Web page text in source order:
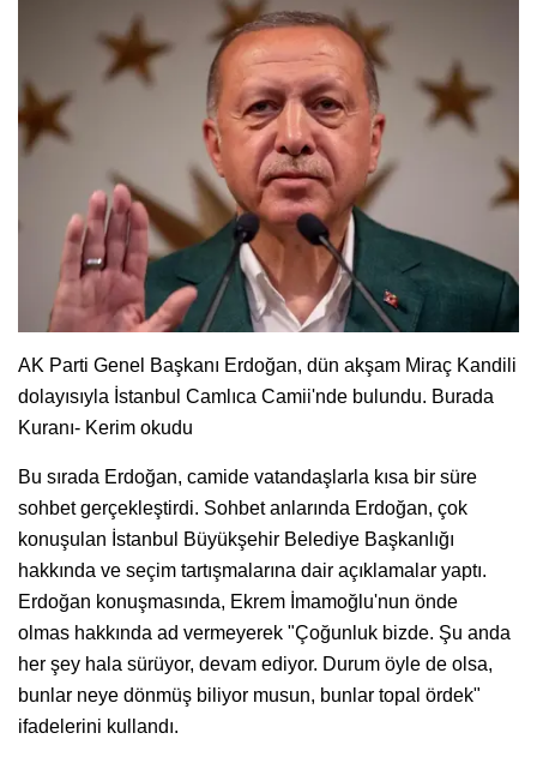
AK Parti Genel Başkanı Erdoğan, dün akşam Miraç Kandili
dolayısıyla İstanbul Camlıca Camii'nde bulundu. Burada
Kuranı- Kerim okudu
Bu sırada Erdoğan, camide vatandaşlarla kısa bir süre
sohbet gerçekleştirdi. Sohbet anlarında Erdoğan, çok
konuşulan İstanbul Büyükşehir Belediye Başkanlığı
hakkında ve seçim tartışmalarına dair açıklamalar yaptı.
Erdoğan konuşmasında, Ekrem İmamoğlu'nun önde
olmas hakkında ad vermeyerek "Çoğunluk bizde. Şu anda
her şey hala sürüyor, devam ediyor. Durum öyle de olsa,
bunlar neye dönmüş biliyor musun, bunlar topal ördek"
ifadelerini kullandı.